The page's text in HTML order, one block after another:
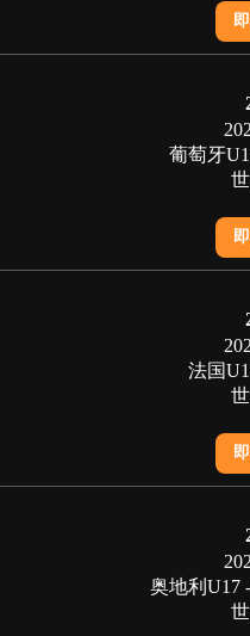
葡萄牙
法国
奥地利U17